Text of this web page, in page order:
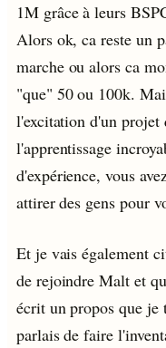
1M grâce à leurs
Alors ok, ca reste un
marche ou alors ca
"que" 50 ou 100k.
l'excitation d'un projet
l'apprentissage
d'expérience, vous
attirer des gens pour
Et je vais également
de rejoindre Malt et
écrit un propos que je
parlais de faire